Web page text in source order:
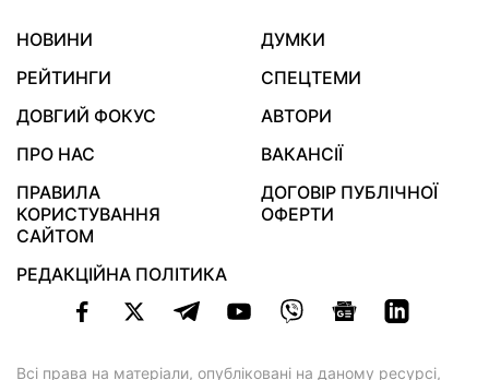
НОВИНИ
ДУМКИ
РЕЙТИНГИ
СПЕЦТЕМИ
ДОВГИЙ ФОКУС
АВТОРИ
ПРО НАС
ВАКАНСІЇ
ПРАВИЛА
КОРИСТУВАННЯ
САЙТОМ
ДОГОВІР ПУБЛІЧНОЇ
ОФЕРТИ
РЕДАКЦІЙНА ПОЛІТИКА
Всі права на матеріали, опубліковані на даному ресурсі,